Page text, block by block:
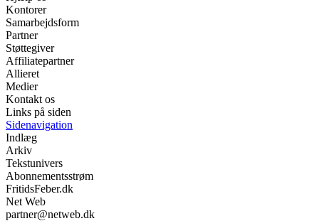
Kontorer
Samarbejdsform
Partner
Støttegiver
Affiliatepartner
Allieret
Medier
Kontakt os
Links på siden
Sidenavigation
Indlæg
Arkiv
Tekstunivers
Abonnementsstrøm
FritidsFeber.dk
Net Web
partner@netweb.dk